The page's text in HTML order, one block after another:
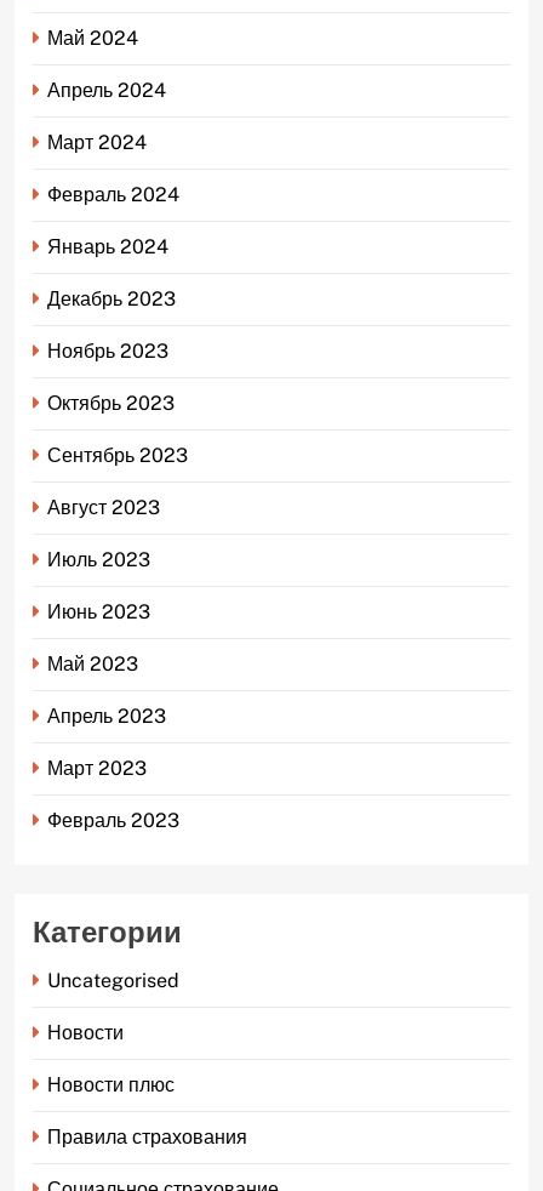
Май 2024
Апрель 2024
Март 2024
Февраль 2024
Январь 2024
Декабрь 2023
Ноябрь 2023
Октябрь 2023
Сентябрь 2023
Август 2023
Июль 2023
Июнь 2023
Май 2023
Апрель 2023
Март 2023
Февраль 2023
Категории
Uncategorised
Новости
Новости плюс
Правила страхования